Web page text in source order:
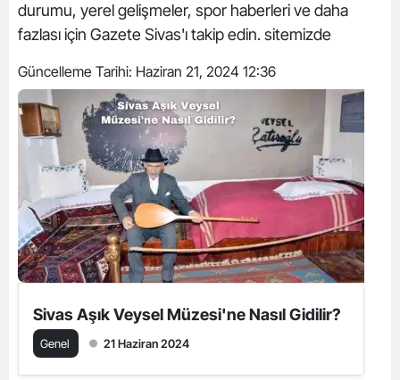
durumu, yerel gelişmeler, spor haberleri ve daha
fazlası için Gazete Sivas'ı takip edin. sitemizde
Güncelleme Tarihi: Haziran 21, 2024 12:36
Sivas Aşık Veysel Müzesi'ne Nasıl Gidilir?
Genel 21 Haziran 2024